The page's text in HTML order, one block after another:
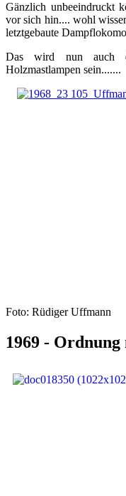
Gänzlich unbeeindruckt
vor sich hin.... wohl
letztgebaute
Das wird nun auch
Holzmastlampen sein.......
Foto: Rüdiger Uffmann
1969 - Ordnung